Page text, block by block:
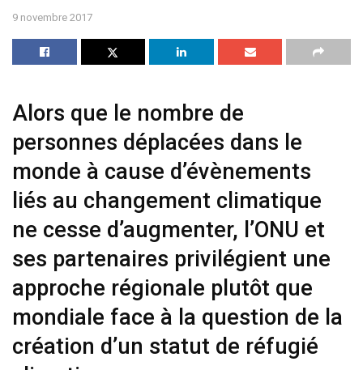
9 novembre 2017
Alors que le nombre de
personnes déplacées dans le
monde à cause d’évènements
liés au changement climatique
ne cesse d’augmenter, l’ONU et
ses partenaires privilégient une
approche régionale plutôt que
mondiale face à la question de la
création d’un statut de réfugié